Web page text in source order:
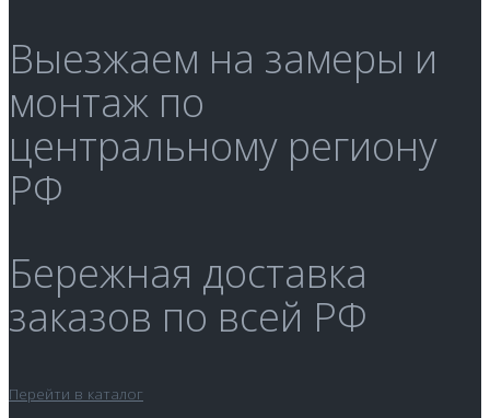
Выезжаем на замеры и
монтаж по
центральному региону
РФ
Бережная доставка
заказов по всей РФ
Перейти в каталог